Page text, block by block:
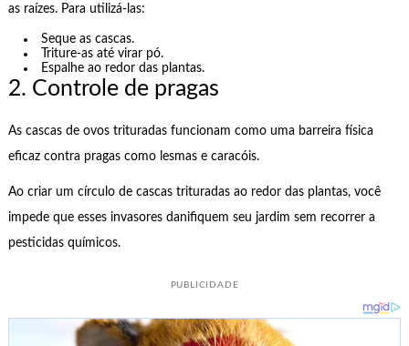
as raízes. Para utilizá-las:
Seque as cascas.
Triture-as até virar pó.
Espalhe ao redor das plantas.
2. Controle de pragas
As cascas de ovos trituradas funcionam como uma barreira física
eficaz contra pragas como lesmas e caracóis.
Ao criar um círculo de cascas trituradas ao redor das plantas, você
impede que esses invasores danifiquem seu jardim sem recorrer a
pesticidas químicos.
PUBLICIDADE